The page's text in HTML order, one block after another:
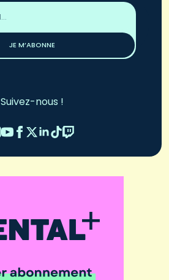
JE M’ABONNE
Suivez-nous !